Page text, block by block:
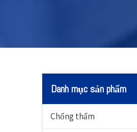
Danh mục sản phẩm
Chống thấm